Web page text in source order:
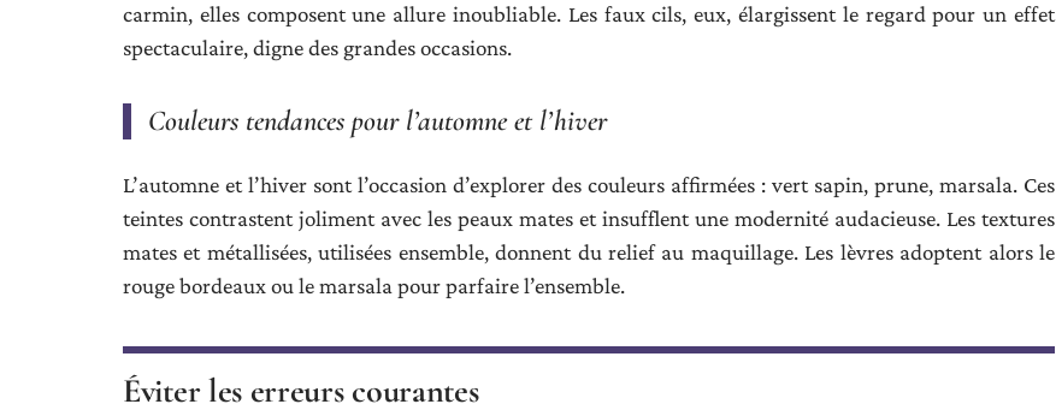
carmin, elles composent une allure inoubliable. Les faux cils, eux, élargissent le regard pour un effet
spectaculaire, digne des grandes occasions.
Couleurs tendances pour l’automne et l’hiver
L’automne et l’hiver sont l’occasion d’explorer des couleurs affirmées : vert sapin, prune, marsala. Ces
teintes contrastent joliment avec les peaux mates et insufflent une modernité audacieuse. Les textures
mates et métallisées, utilisées ensemble, donnent du relief au maquillage. Les lèvres adoptent alors le
rouge bordeaux ou le marsala pour parfaire l’ensemble.
Éviter les erreurs courantes